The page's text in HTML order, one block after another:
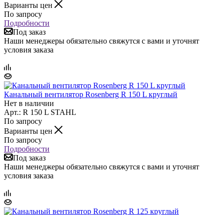
Варианты цен
По запросу
Подробности
Под заказ
Наши менеджеры обязательно свяжутся с вами и уточнят
условия заказа
Канальный вентилятор Rosenberg R 150 L круглый
Нет в наличии
Арт.: R 150 L STAHL
По запросу
Варианты цен
По запросу
Подробности
Под заказ
Наши менеджеры обязательно свяжутся с вами и уточнят
условия заказа